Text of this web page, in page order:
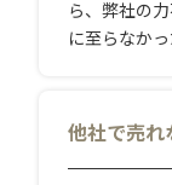
ら、弊社の
に至らなか
他社で売れ